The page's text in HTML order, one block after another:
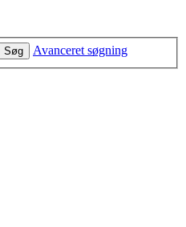
Søg Avanceret søgning